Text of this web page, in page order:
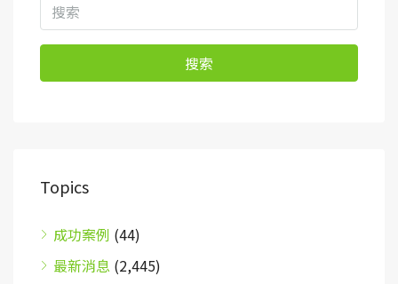
搜索
Topics
成功案例 (44)
最新消息 (2,445)